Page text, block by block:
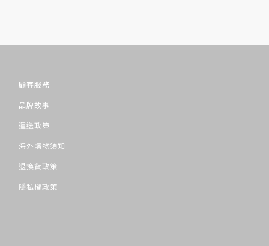
顧客服務
品牌故事
運送政策
海外購物須知
退換貨政策
隱私權政策